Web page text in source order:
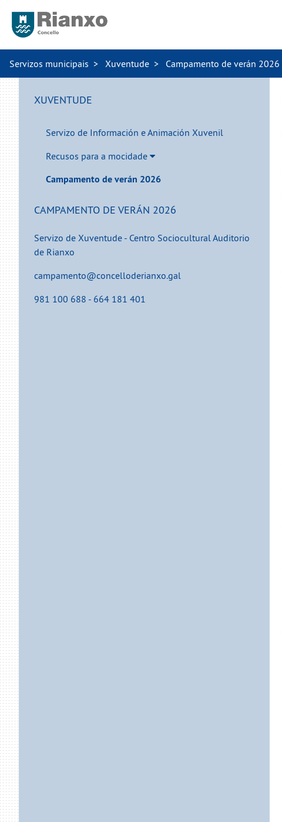
Servizos municipais Xuventude Campamento de verán 2026
XUVENTUDE
Servizo de Información e Animación Xuvenil
Recusos para a mocidade
Campamento de verán 2026
CAMPAMENTO DE VERÁN 2026
Servizo de Xuventude - Centro Sociocultural Auditorio
de Rianxo
campamento@concelloderianxo.gal
981 100 688 - 664 181 401